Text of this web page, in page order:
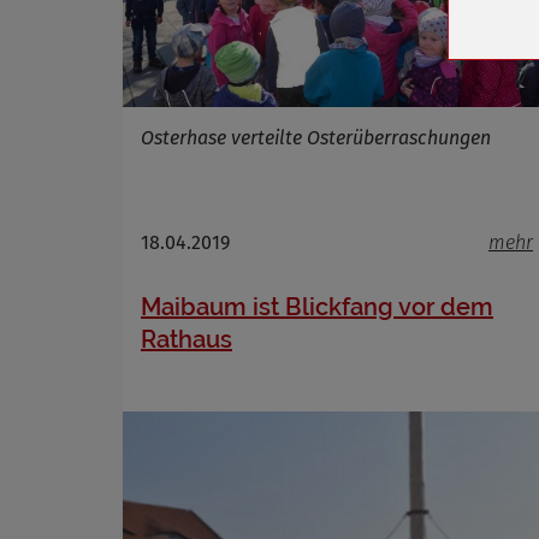
Osterhase verteilte Osterüberraschungen
18.04.2019 mehr
Maibaum ist Blickfang vor dem
Rathaus
Cookie